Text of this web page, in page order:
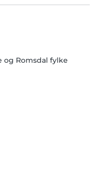
og Romsdal fylke